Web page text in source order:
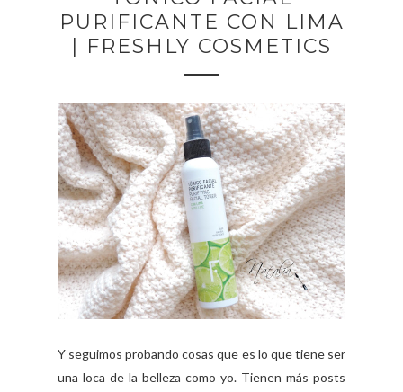
PURIFICANTE CON LIMA
| FRESHLY COSMETICS
Y seguimos probando cosas que es lo que tiene ser
una loca de la belleza como yo. Tienen más posts